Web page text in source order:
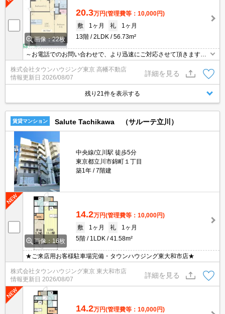
画像：22枚
20.3万円(管理費等：10,000円)
敷
1ヶ月 礼
1ヶ月
13階
2LDK 56.73m²
～お電話でのお問い合わせで、より迅速にご対応させて頂きます～
地域密着タウンハウジングまで～
株式会社タウンハウジング東京 高幡不動店
情報更新日 2026/08/07
詳細を見る
残り21件を表示する
賃貸マンション Salute Tachikawa （サルーテ立川）
中央線/立川駅 徒歩5分
東京都立川市錦町１丁目
築1年
7階建
画像：16枚
14.2万円(管理費等：10,000円)
敷
1ヶ月 礼
1ヶ月
5階
1LDK 41.58m²
★ご来店用お客様駐車場完備・タウンハウジング東大和市店★
株式会社タウンハウジング東京 東大和市店
情報更新日 2026/08/07
詳細を見る
14.2万円(管理費等：10,000円)